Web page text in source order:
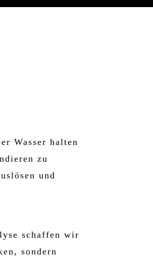
Wasser halten
zu
und
schaffen wir
sondern